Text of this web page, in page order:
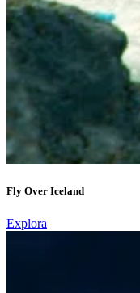
Fly Over Iceland
Explora